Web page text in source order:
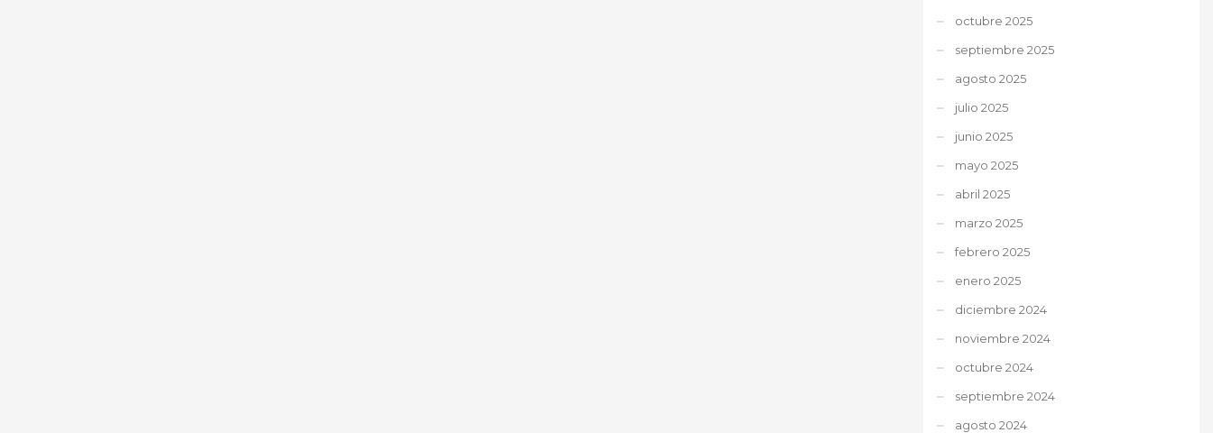
octubre 2025
septiembre 2025
agosto 2025
julio 2025
junio 2025
mayo 2025
abril 2025
marzo 2025
febrero 2025
enero 2025
diciembre 2024
noviembre 2024
octubre 2024
septiembre 2024
agosto 2024